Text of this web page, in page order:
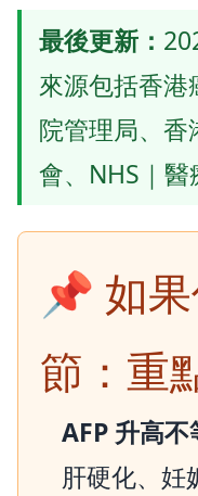
最後更新：
來源包括香
院管理局、
會、NHS｜
📌 如
節：重
AFP 升高不
肝硬化、妊